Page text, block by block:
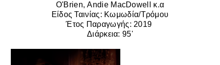
O'Brien, Andie MacDowell
κ.α
Είδος Ταινίας: Κωμωδία/Τρόμου
Έτος Παραγωγής: 2019
Διάρκεια: 95'